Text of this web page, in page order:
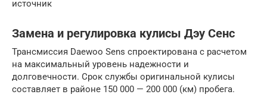
источник
Замена и регулировка кулисы Дэу Сенс
Трансмиссия Daewoo Sens спроектирована с расчетом
на максимальный уровень надежности и
долговечности. Срок службы оригинальной кулисы
составляет в районе 150 000 — 200 000 (км) пробега.